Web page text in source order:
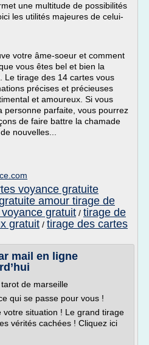
une multitude de possibilités
les utilités majeures de celui-
votre âme-soeur et comment
vous êtes bel et bien la
Le tirage des 14 cartes vous
précises et précieuses
et amoureux. Si vous
personne parfaite, vous pourrez
de faire battre la chamade
nouvelles...
voyance gratuite
amour tirage de
gratuit / tirage de
gratuit / tirage des cartes
mail en ligne
de marseille
qui se passe pour vous !
votre situation ! Le grand tirage
vérités cachées ! Cliquez ici